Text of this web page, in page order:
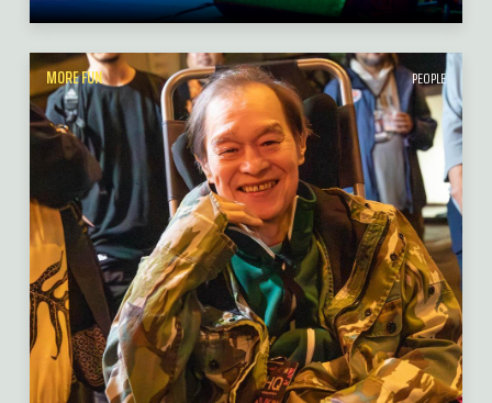
MORE FUN PEOPLE